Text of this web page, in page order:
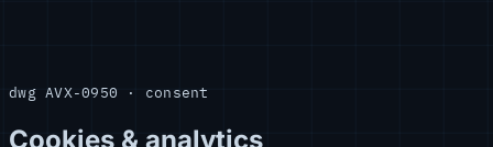
dwg AVX-0950 · consent
Cookies & analytics